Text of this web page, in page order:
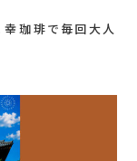
幸珈琲で毎回大人